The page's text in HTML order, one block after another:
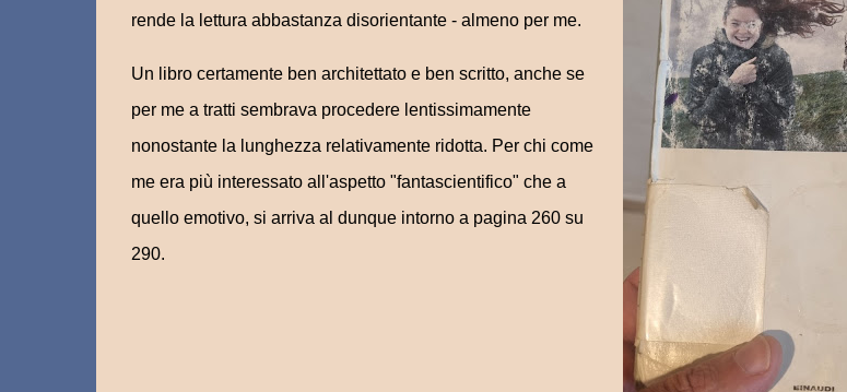
rende la lettura abbastanza disorientante - almeno per me.
Un libro certamente ben architettato e ben scritto, anche se
per me a tratti sembrava procedere lentissimamente
nonostante la lunghezza relativamente ridotta. Per chi come
me era più interessato all'aspetto "fantascientifico" che a
quello emotivo, si arriva al dunque intorno a pagina 260 su
290.